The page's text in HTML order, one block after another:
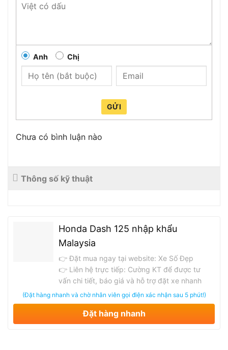
Anh Chị
GỬI
Chưa có bình luận nào
Thông số kỹ thuật
Honda Dash 125 nhập khẩu
Malaysia
👉 Đặt mua ngay tại website: Xe Số Đẹp
👉 Liên hệ trực tiếp: Cường KT để được tư
vấn chi tiết, báo giá và hỗ trợ đặt xe nhanh
nhất
(Đặt hàng nhanh và chờ nhân viên gọi điện xác nhận sau 5 phút!)
Đặt hàng nhanh